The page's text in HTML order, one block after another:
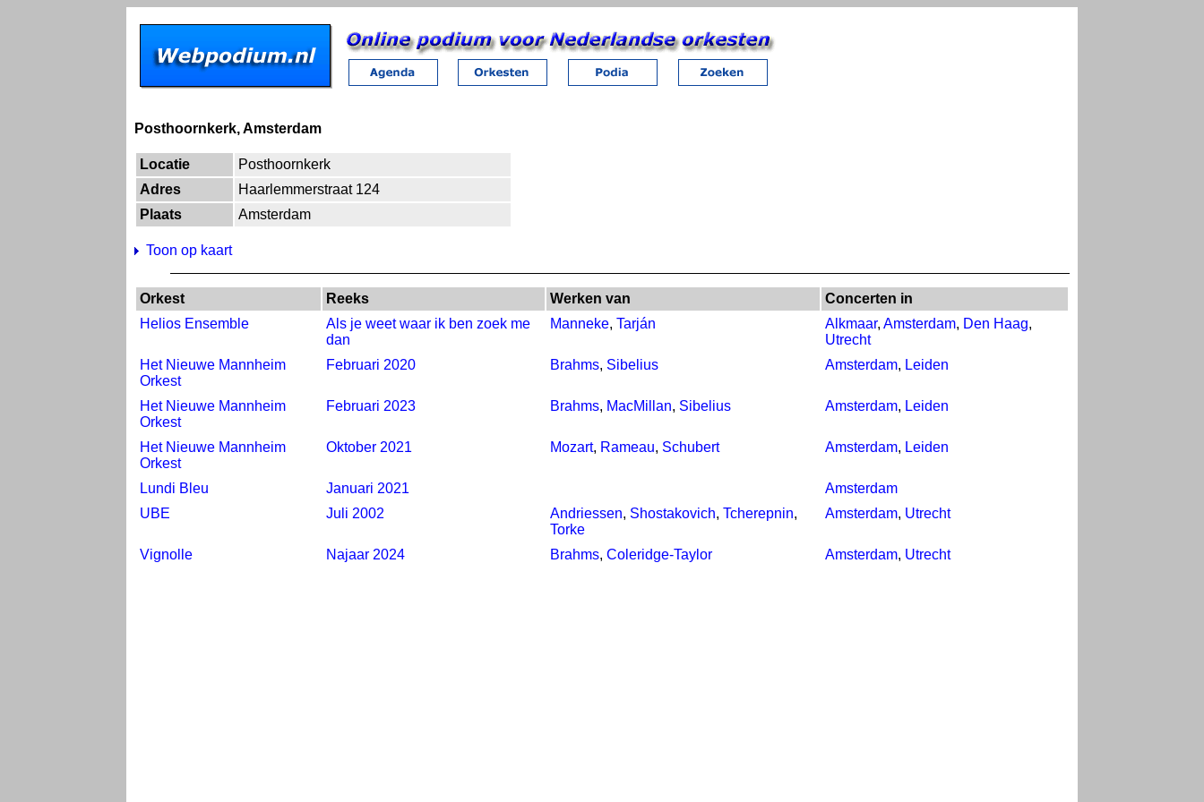
Posthoornkerk, Amsterdam
Locatie
Posthoornkerk
Adres
Haarlemmerstraat 124
Plaats
Amsterdam
Toon op kaart
Orkest Reeks Werken van
Concerten in
Helios Ensemble
Als je weet waar ik ben zoek me
dan
Manneke, Tarján Alkmaar, Amsterdam, Den Haag,
Utrecht
Het Nieuwe Mannheim
Orkest
Februari 2020 Brahms, Sibelius Amsterdam, Leiden
Het Nieuwe Mannheim
Orkest
Februari 2023 Brahms, MacMillan, Sibelius Amsterdam, Leiden
Het Nieuwe Mannheim
Orkest
Oktober 2021 Mozart, Rameau, Schubert Amsterdam, Leiden
Lundi Bleu Januari 2021
Amsterdam
UBE
Juli 2002 Andriessen, Shostakovich, Tcherepnin,
Torke
Amsterdam, Utrecht
Vignolle Najaar 2024 Brahms, Coleridge-Taylor Amsterdam, Utrecht